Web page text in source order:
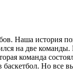
Наша история
на две
команда
Но все